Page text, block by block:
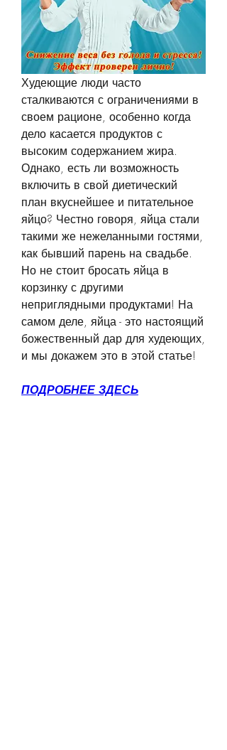
Худеющие люди часто
сталкиваются с ограничениями в
своем рационе, особенно когда
дело касается продуктов с
высоким содержанием жира.
Однако, есть ли возможность
включить в свой диетический
план вкуснейшее и питательное
яйцо? Честно говоря, яйца стали
такими же нежеланными гостями,
как бывший парень на свадьбе.
Но не стоит бросать яйца в
корзинку с другими
неприглядными продуктами! На
самом деле, яйца - это настоящий
божественный дар для худеющих,
и мы докажем это в этой статье!
ПОДРОБНЕЕ ЗДЕСЬ